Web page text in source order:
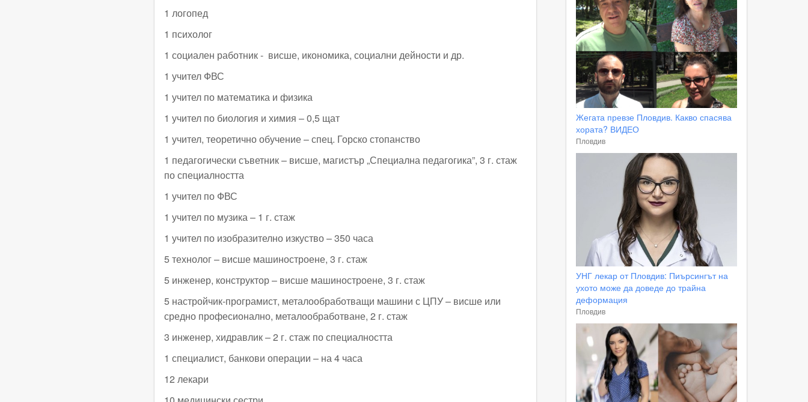
1 логопед
1 психолог
1 социален работник - висше, икономика, социални дейности и др.
1 учител ФВС
1 учител по математика и физика
1 учител по биология и химия – 0,5 щат
1 учител, теоретично обучение – спец. Горско стопанство
1 педагогически съветник – висше, магистър „Специална педагогика”, 3 г. стаж
по специалността
1 учител по ФВС
1 учител по музика – 1 г. стаж
1 учител по изобразително изкуство – 350 часа
5 технолог – висше машиностроене, 3 г. стаж
5 инженер, конструктор – висше машиностроене, 3 г. стаж
5 настройчик-програмист, металообработващи машини с ЦПУ – висше или
средно професионално, металообработване, 2 г. стаж
3 инженер, хидравлик – 2 г. стаж по специалността
1 специалист, банкови операции – на 4 часа
12 лекари
Жегата превзе Пловдив. Какво спасява
хората? ВИДЕО
Пловдив
УНГ лекар от Пловдив: Пиърсингът на
ухото може да доведе до трайна
деформация
Пловдив